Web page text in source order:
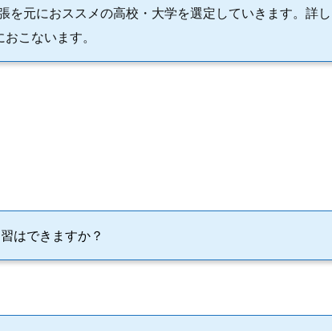
を元におススメの高校・大学を選定していきます。詳し
こないます。
はできますか？